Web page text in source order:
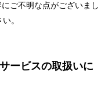
ご不明な点がございまし
。
ービスの取扱いに